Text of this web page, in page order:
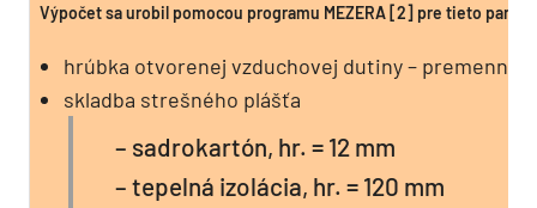
Výpočet sa urobil pomocou programu MEZERA [2] pre tieto
hrúbka otvorenej vzduchovej dutiny – premenná
skladba strešného plášťa
– sadrokartón, hr. = 12 mm
– tepelná izolácia, hr. = 120 mm